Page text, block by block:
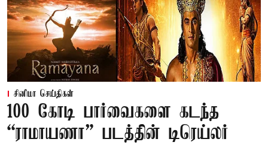
சினிமா செய்திகள்
100 கோடி பார்வைகளை கடந்த
“ராமாயணா” படத்தின் டிரெய்லர்